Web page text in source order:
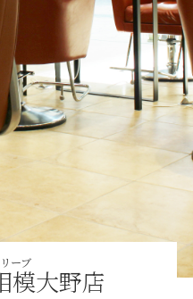
ーブ
模大野店